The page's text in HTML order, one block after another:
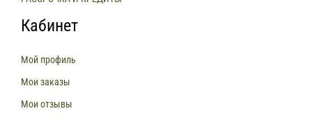
Кабинет
Мой профиль
Мои заказы
Мои отзывы